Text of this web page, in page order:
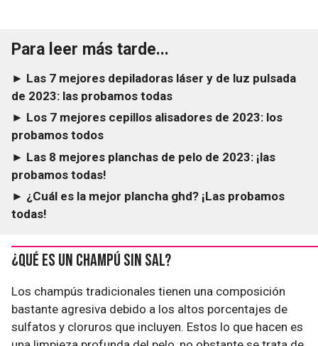
Para leer más tarde...
► Las 7 mejores depiladoras láser y de luz pulsada
de 2023: las probamos todas
► Los 7 mejores cepillos alisadores de 2023: los
probamos todos
► Las 8 mejores planchas de pelo de 2023: ¡las
probamos todas!
► ¿Cuál es la mejor plancha ghd? ¡Las probamos
todas!
¿Qué es un champú sin sal?
Los champús tradicionales tienen una composición
bastante agresiva debido a los altos porcentajes de
sulfatos y cloruros que incluyen. Estos lo que hacen es